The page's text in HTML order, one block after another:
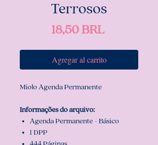
Terrosos
18,50 BRLPrecio
Agregar al carrito
Miolo Agenda Permanente
Informações do arquivo:
Agenda Permanente - Básico
1 DPP